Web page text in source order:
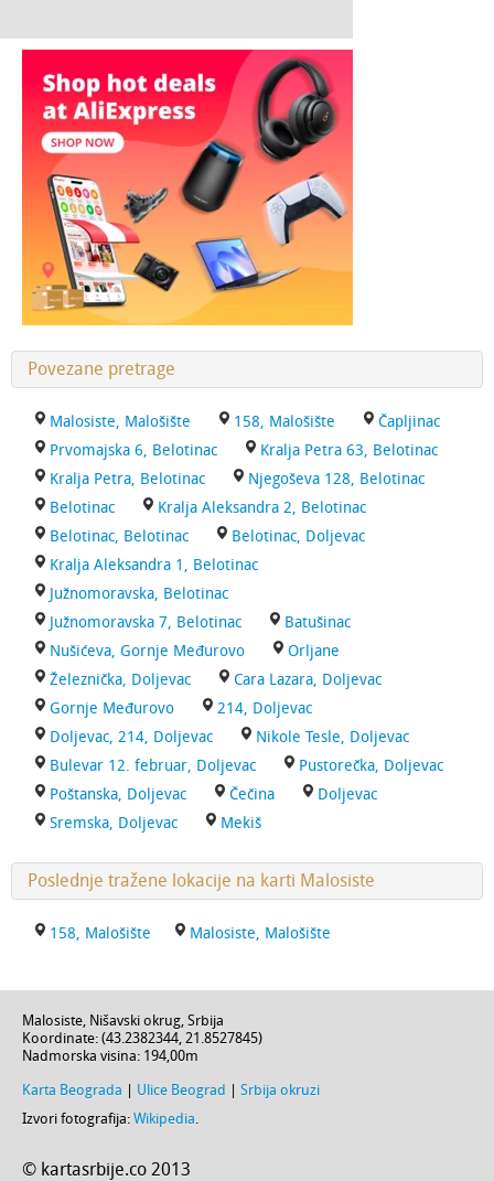
Povezane pretrage
Malosiste, Malošište 158, Malošište
Čapljinac
Prvomajska 6, Belotinac
Kralja Petra 63, Belotinac
Kralja Petra, Belotinac
Njegoševa 128, Belotinac
Belotinac
Kralja Aleksandra 2, Belotinac
Belotinac, Belotinac
Belotinac, Doljevac
Kralja Aleksandra 1, Belotinac
Južnomoravska, Belotinac
Južnomoravska 7, Belotinac
Batušinac
Nušićeva, Gornje Međurovo
Orljane
Železnička, Doljevac
Cara Lazara, Doljevac
Gornje Međurovo
214, Doljevac
Doljevac, 214, Doljevac
Nikole Tesle, Doljevac
Bulevar 12. februar, Doljevac
Pustorečka, Doljevac
Poštanska, Doljevac
Čečina
Doljevac
Sremska, Doljevac
Mekiš
Poslednje tražene lokacije na karti Malosiste
158, Malošište Malosiste, Malošište
Malosiste, Nišavski okrug, Srbija
Koordinate: (43.2382344, 21.8527845)
Nadmorska visina: 194,00m
Karta Beograda Ulice Beograd
Srbija okruzi
Izvori fotografija: Wikipedia.
© kartasrbije.co 2013